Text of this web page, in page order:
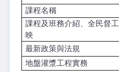
課程名稱
課程及班務介紹、全民督
映
最新政策與法規
地盤灌漿工程實務